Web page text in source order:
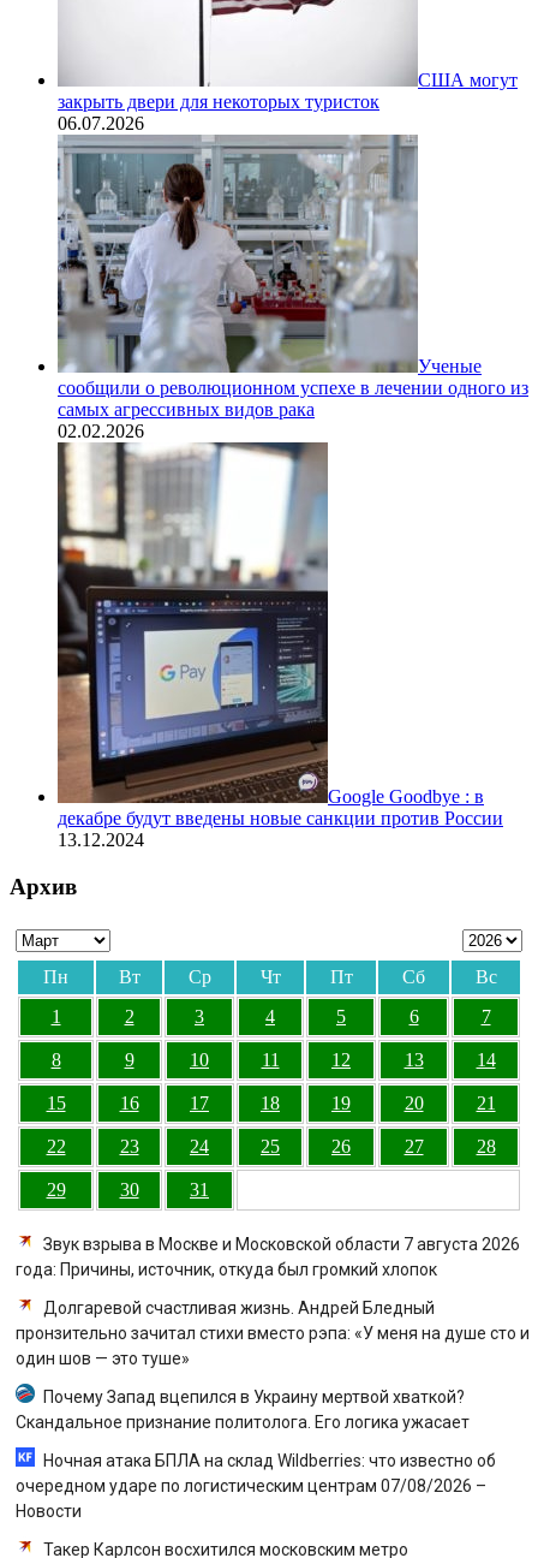
США могут
закрыть двери для некоторых туристок
06.07.2026
Ученые
сообщили о революционном успехе в лечении одного из
самых агрессивных видов рака
02.02.2026
Google Goodbye : в
декабре будут введены новые санкции против России
13.12.2024
Архив
Пн Вт Ср Чт Пт Сб
Вс
1
2 3 4 5 6 7
8 9 10 11 12 13 14
15 16 17 18 19 20 21
22 23 24 25 26 27 28
29 30 31
Звук взрыва в Москве и Московской области 7 августа 2026
года: Причины, источник, откуда был громкий хлопок
Долгаревой счастливая жизнь. Андрей Бледный
пронзительно зачитал стихи вместо рэпа: «У меня на душе сто и
один шов — это туше»
Почему Запад вцепился в Украину мертвой хваткой?
Скандальное признание политолога. Его логика ужасает
Ночная атака БПЛА на склад Wildberries: что известно об
очередном ударе по логистическим центрам 07/08/2026 –
Новости
Такер Карлсон восхитился московским метро